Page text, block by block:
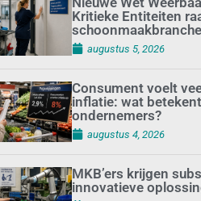
Kritieke Entiteiten
schoonmaakbranche
augustus 5, 2026
Consument voelt
inflatie: wat
ondernemers?
augustus 4, 2026
MKB’ers krijgen
innovatieve